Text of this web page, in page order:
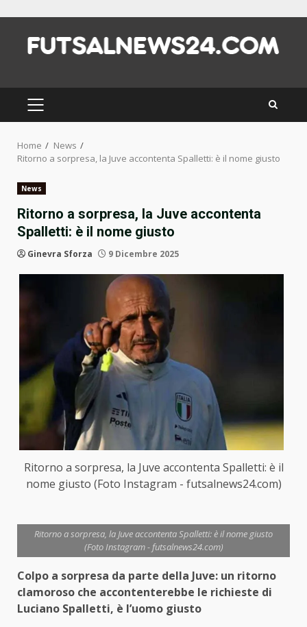
content
PRIMARY
MENU
Home
News
Ritorno a sorpresa, la Juve accontenta Spalletti: è il nome giusto
News
Ritorno a sorpresa, la Juve accontenta
Spalletti: è il nome giusto
Ginevra Sforza 9 Dicembre 2025
Ritorno a sorpresa, la Juve accontenta Spalletti: è il
nome giusto (Foto Instagram - futsalnews24.com)
Ritorno a sorpresa, la Juve accontenta Spalletti: è il nome giusto
(Foto Instagram - futsalnews24.com)
Colpo a sorpresa da parte della Juve: un ritorno
clamoroso che accontenterebbe le richieste di
Luciano Spalletti, è l’uomo giusto